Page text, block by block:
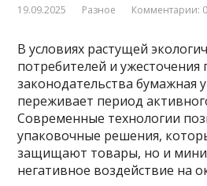
19.09.2025 Разное Комментарии: 0
В условиях растущей
потребителей и
законодательства бумажная
переживает период
Современные технологии
упаковочные решения,
защищают товары, но и
негативное воздействие на